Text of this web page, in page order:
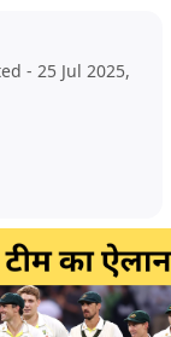
- 25 Jul 2025,